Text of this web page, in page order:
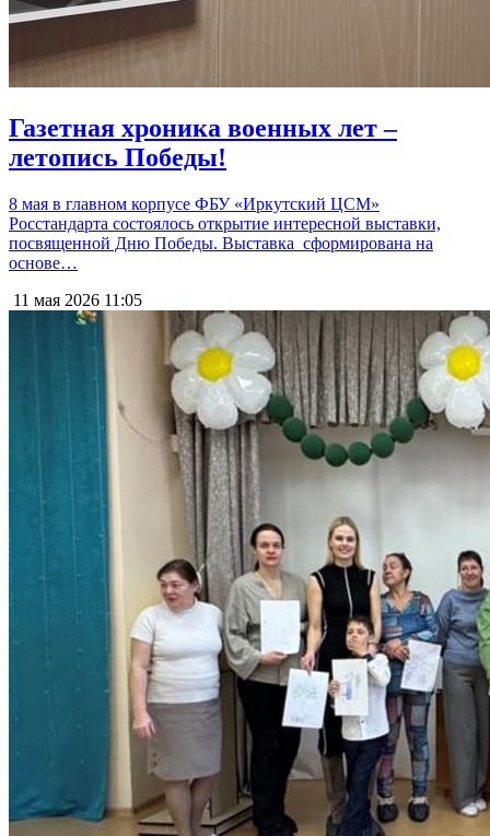
Газетная хроника военных лет –
летопись Победы!
8 мая в главном корпусе ФБУ «Иркутский ЦСМ»
Росстандарта состоялось открытие интересной выставки,
посвященной Дню Победы. Выставка сформирована на
основе…
11 мая 2026 11:05